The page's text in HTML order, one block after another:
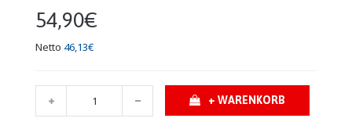
54,90€
Netto 46,13€
+ WARENKORB